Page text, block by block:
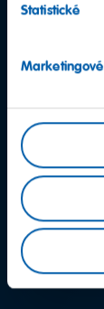
Statistické
Marketingové